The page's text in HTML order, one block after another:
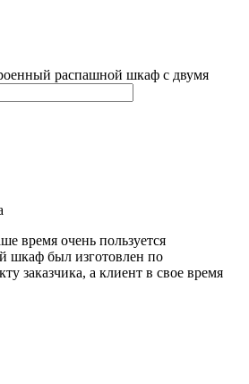
распашной шкаф с двумя
время очень пользуется
шкаф был изготовлен по
заказчика, а клиент в свое время